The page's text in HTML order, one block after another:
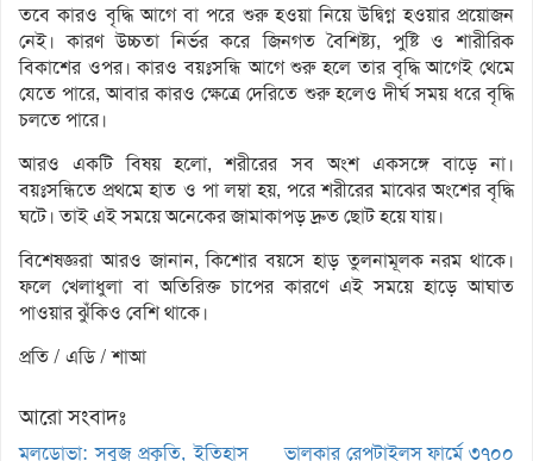
তবে কারও বৃদ্ধি আগে বা পরে শুরু হওয়া নিয়ে উদ্বিগ্ন হওয়ার প্রয়োজন
নেই। কারণ উচ্চতা নির্ভর করে জিনগত বৈশিষ্ট্য, পুষ্টি ও শারীরিক
বিকাশের ওপর। কারও বয়ঃসন্ধি আগে শুরু হলে তার বৃদ্ধি আগেই থেমে
যেতে পারে, আবার কারও ক্ষেত্রে দেরিতে শুরু হলেও দীর্ঘ সময় ধরে বৃদ্ধি
চলতে পারে।
আরও একটি বিষয় হলো, শরীরের সব অংশ একসঙ্গে বাড়ে না।
বয়ঃসন্ধিতে প্রথমে হাত ও পা লম্বা হয়, পরে শরীরের মাঝের অংশের বৃদ্ধি
ঘটে। তাই এই সময়ে অনেকের জামাকাপড় দ্রুত ছোট হয়ে যায়।
বিশেষজ্ঞরা আরও জানান, কিশোর বয়সে হাড় তুলনামূলক নরম থাকে।
ফলে খেলাধুলা বা অতিরিক্ত চাপের কারণে এই সময়ে হাড়ে আঘাত
পাওয়ার ঝুঁকিও বেশি থাকে।
প্রতি / এডি / শাআ
আরো সংবাদঃ
মলডোভা: সবুজ প্রকৃতি, ইতিহাস ভালুকার রেপটাইলস ফার্মে ৩৭০০